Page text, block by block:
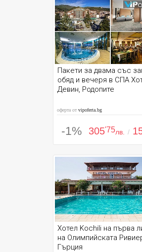
Пакети за двама със
обяд и вечеря в СПА
Девин, Родопите
оферта отvipoferta.bg
-1% 305'75лв. /
Хотел Kochili на първа
на Олимпийската
Гърция